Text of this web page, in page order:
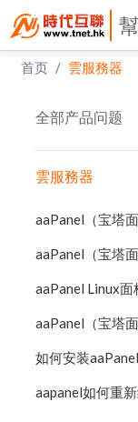
首页 雲服務器
全部产品问题
雲服務器
aaPanel（宝塔
aaPanel（宝塔
aaPanel Linux面
aaPanel（宝塔
如何安装
aapanel如何重